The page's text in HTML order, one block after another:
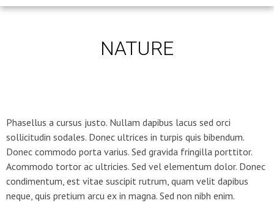
NATURE
Phasellus a cursus justo. Nullam dapibus lacus sed orci
sollicitudin sodales. Donec ultrices in turpis quis bibendum.
Donec commodo porta varius. Sed gravida fringilla porttitor.
Acommodo tortor ac ultricies. Sed vel elementum dolor. Donec
condimentum, est vitae suscipit rutrum, quam velit dapibus
neque, quis pretium arcu ex in magna. Sed non nibh enim.